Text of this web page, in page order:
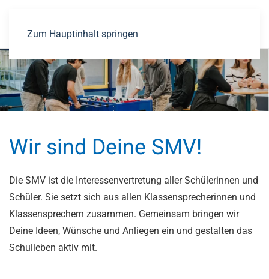
Zum Hauptinhalt springen
Wir sind Deine SMV!
Die SMV ist die Interessenvertretung aller Schülerinnen und
Schüler. Sie setzt sich aus allen Klassensprecherinnen und
Klassensprechern zusammen. Gemeinsam bringen wir
Deine Ideen, Wünsche und Anliegen ein und gestalten das
Schulleben aktiv mit.